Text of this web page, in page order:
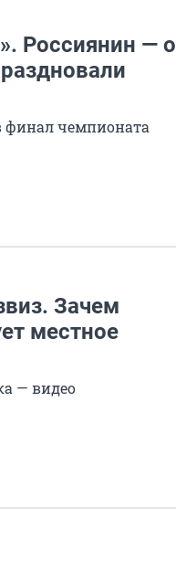
Россиянин — о
финал чемпионата
Зачем
местное
— видео